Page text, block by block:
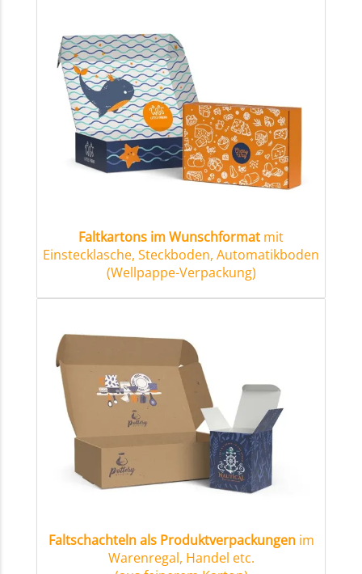
Faltkartons im Wunschformat mit
Einstecklasche, Steckboden, Automatikboden
(Wellpappe-Verpackung)
Faltschachteln als Produktverpackungenim
Warenregal, Handel etc.